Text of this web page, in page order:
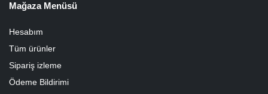
Mağaza Menüsü
Hesabım
Tüm ürünler
Sipariş izleme
Ödeme Bildirimi